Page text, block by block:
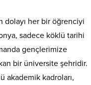
dolayı her bir öğrenciyi
sadece köklü tarihi
gençlerimize
bir üniversite şehridir.
akademik kadroları,